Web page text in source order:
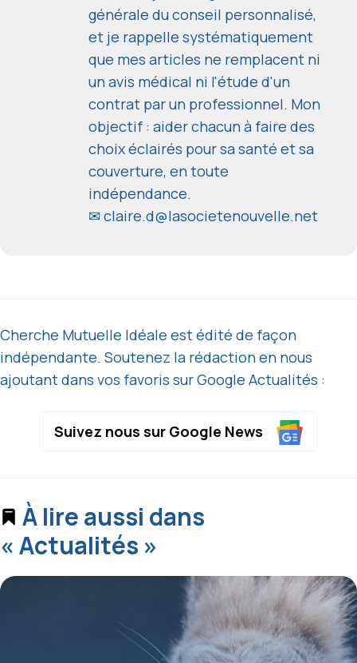
générale du conseil personnalisé,
et je rappelle systématiquement
que mes articles ne remplacent ni
un avis médical ni l'étude d'un
contrat par un professionnel. Mon
objectif : aider chacun à faire des
choix éclairés pour sa santé et sa
couverture, en toute
indépendance.
✉ claire.d@lasocietenouvelle.net
Cherche Mutuelle Idéale est édité de façon
indépendante. Soutenez la rédaction en nous
ajoutant dans vos favoris sur Google Actualités :
Suivez nous sur Google News
À lire aussi dans
« Actualités »